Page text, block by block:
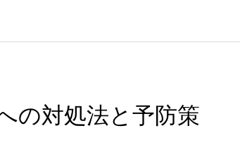
の対処法と予防策